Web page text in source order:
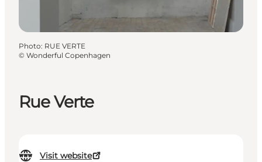
Rue Verte
Visit website
Photo: RUE VERTE
© Wonderful Copenhagen